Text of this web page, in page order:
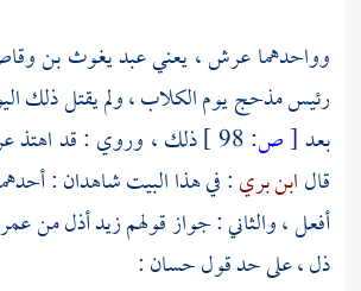
وواحدهما عرش ، يعنيعبد يغوث بن
رئيسمذحجيوم الكلاب ، ولم يقتل ذلك
بعد[ص:
ذلك ، وروي : قد اهتذ
قالابن بري: في هذا البيت شاهدان :
أفعل ، والثاني : جواز قولهم زيد أذل من
ذل ، على حد قولحسان: